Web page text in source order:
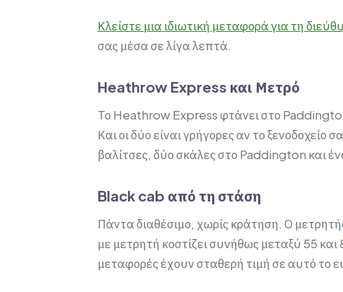
Κλείστε μια ιδιωτική μεταφορά για τη
σας μέσα σε λίγα λεπτά.
Heathrow Express και Μετρό
Το Heathrow Express φτάνει στο
Και οι δύο είναι γρήγορες αν το
βαλίτσες, δύο σκάλες στο Paddington και
Black cab από τη στάση
Πάντα διαθέσιμο, χωρίς κράτηση. Ο
με μετρητή κοστίζει συνήθως μεταξύ 55
μεταφορές έχουν σταθερή τιμή σε αυτό το